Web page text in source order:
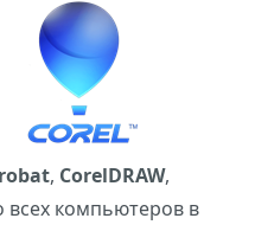
, CorelDRAW,
всех компьютеров в